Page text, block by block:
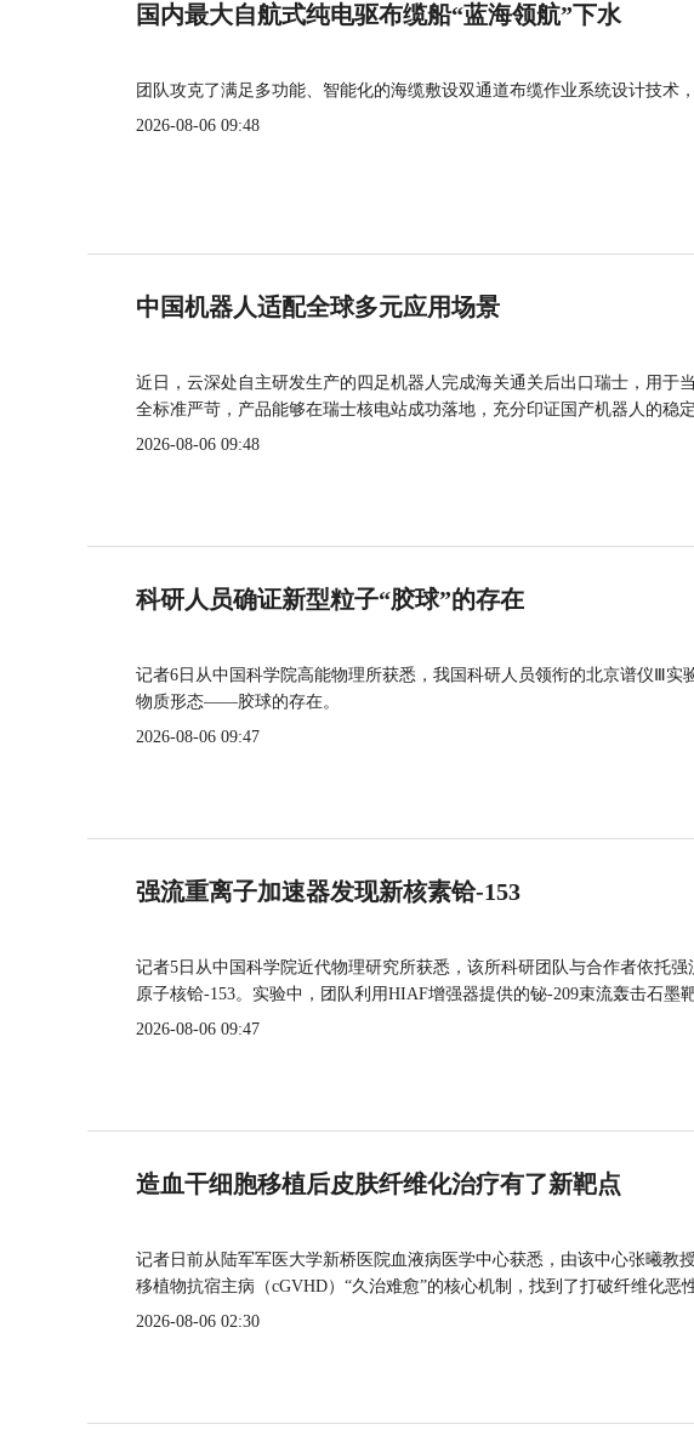
国内最大自航式纯电驱布缆船“蓝海领航”下水
团队攻克了满足多功能、智能化的海缆敷设双通道布缆作业系统设计技术
2026-08-06 09:48
中国机器人适配全球多元应用场景
近日，云深处自主研发生产的四足机器人完成海关通关后出口瑞士，用于
全标准严苛，产品能够在瑞士核电站成功落地，充分印证国产机器人的稳
2026-08-06 09:48
科研人员确证新型粒子“胶球”的存在
记者6日从中国科学院高能物理所获悉，我国科研人员领衔的北京谱仪Ⅲ实
物质形态——胶球的存在。
2026-08-06 09:47
强流重离子加速器发现新核素铪-153
记者5日从中国科学院近代物理研究所获悉，该所科研团队与合作者依托
原子核铪-153。实验中，团队利用HIAF增强器提供的铋-209束流轰击石墨
2026-08-06 09:47
造血干细胞移植后皮肤纤维化治疗有了新靶点
记者日前从陆军军医大学新桥医院血液病医学中心获悉，由该中心张曦教
移植物抗宿主病（cGVHD）“久治难愈”的核心机制，找到了打破纤维化恶
2026-08-06 02:30